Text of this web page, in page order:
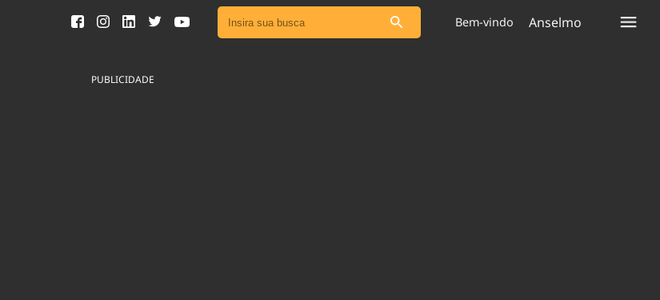
Ver todas as notícias
Bem-vindo Anselmo
PUBLICIDADE